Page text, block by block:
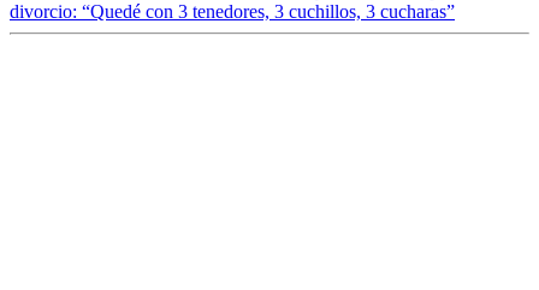
divorcio: “Quedé con 3 tenedores, 3 cuchillos, 3 cucharas”